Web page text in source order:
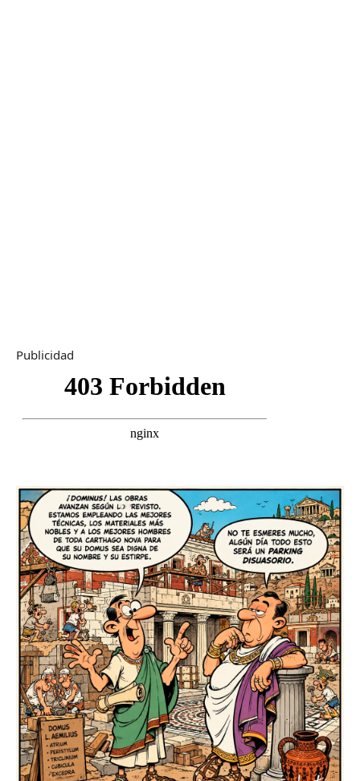
Publicidad